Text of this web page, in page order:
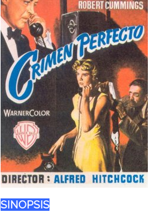
SINOPSIS